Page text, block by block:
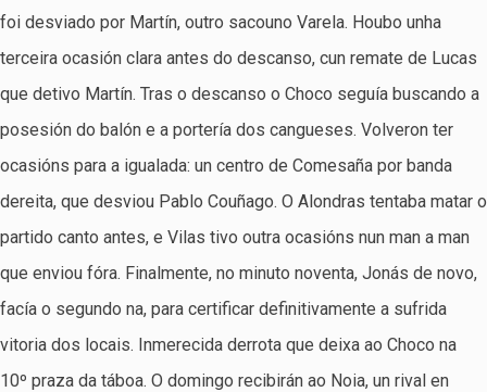
foi desviado por Martín, outro sacouno Varela. Houbo unha
terceira ocasión clara antes do descanso, cun remate de Lucas
que detivo Martín. Tras o descanso o Choco seguía buscando a
posesión do balón e a portería dos cangueses. Volveron ter
ocasións para a igualada: un centro de Comesaña por banda
dereita, que desviou Pablo Couñago. O Alondras tentaba matar o
partido canto antes, e Vilas tivo outra ocasións nun man a man
que enviou fóra. Finalmente, no minuto noventa, Jonás de novo,
facía o segundo na, para certificar definitivamente a sufrida
vitoria dos locais. Inmerecida derrota que deixa ao Choco na
10º praza da táboa. O domingo recibirán ao Noia, un rival en